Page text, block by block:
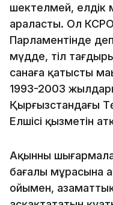
шектелмей, елдік
араласты. Ол
Парламентінде
мүдде, тіл
санаға қатысты
1993-2003
Қырғызстандағы
Елшісі қызметін
Ақынның
бағалы мұрасына
ойымен,